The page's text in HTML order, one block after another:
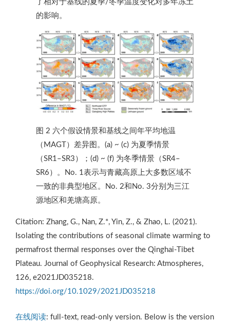
了相对于基线的夏季/冬季温度变化对多年冻土
的影响。
图 2 六个假设情景和基线之间年平均地温
（MAGT）差异图。(a) ~ (c) 为夏季情景
（SR1–SR3）；(d) ~ (f) 为冬季情景（SR4–
SR6）。No. 1表示与青藏高原上大多数区域不
一致的非典型地区。No. 2和No. 3分别为三江
源地区和羌塘高原。
Citation: Zhang, G., Nan, Z.*, Yin, Z., & Zhao, L. (2021).
Isolating the contributions of seasonal climate warming to
permafrost thermal responses over the Qinghai-Tibet
Plateau. Journal of Geophysical Research: Atmospheres,
126, e2021JD035218.
https://doi.org/10.1029/2021JD035218
在线阅读: full-text, read-only version. Below is the version